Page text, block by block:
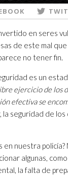
en seres
de este mal
no tener fin.
es un
ejercicio de los
efectiva se
la seguridad de
en nuestra policía?
algunas,
la falta de